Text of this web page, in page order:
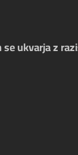
ukvarja z